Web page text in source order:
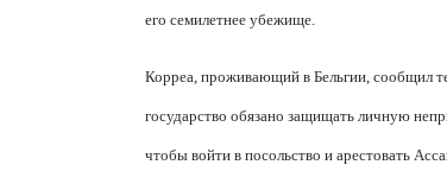
его семилетнее убежище.
Корреа, проживающий в Бельгии, сообщил
государство обязано защищать личную
чтобы войти в посольство и арестовать